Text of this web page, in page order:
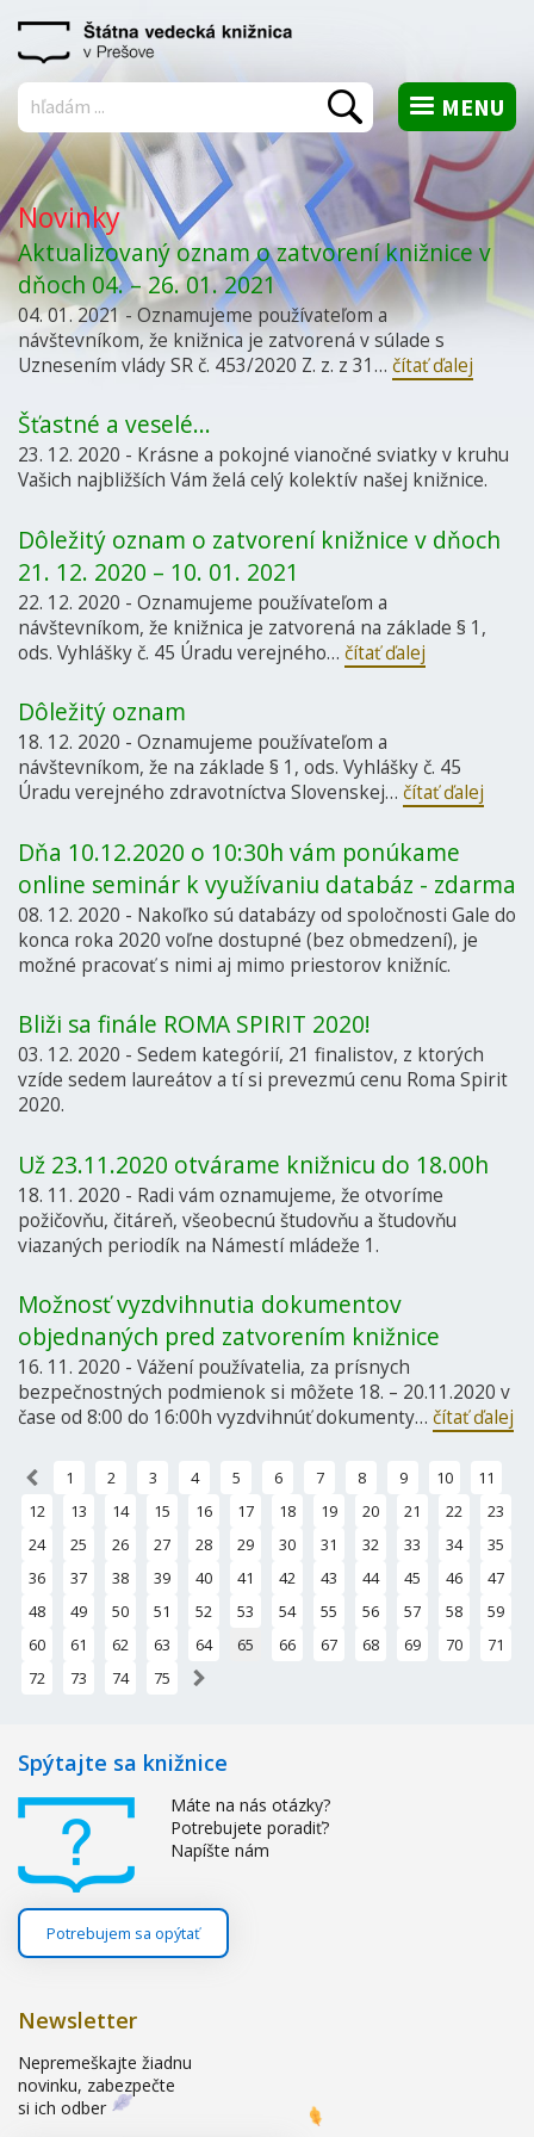
MENU
Vyhľadať
Novinky
Aktualizovaný oznam o zatvorení knižnice v
dňoch 04. – 26. 01. 2021
04. 01. 2021 - Oznamujeme používateľom a
návštevníkom, že knižnica je zatvorená v súlade s
Uznesením vlády SR č. 453/2020 Z. z. z 31… čítať ďalej
Šťastné a veselé...
23. 12. 2020 - Krásne a pokojné vianočné sviatky v kruhu
Vašich najbližších Vám želá celý kolektív našej knižnice.
Dôležitý oznam o zatvorení knižnice v dňoch
21. 12. 2020 – 10. 01. 2021
22. 12. 2020 - Oznamujeme používateľom a
návštevníkom, že knižnica je zatvorená na základe § 1,
ods. Vyhlášky č. 45 Úradu verejného… čítať ďalej
Dôležitý oznam
18. 12. 2020 - Oznamujeme používateľom a
návštevníkom, že na základe § 1, ods. Vyhlášky č. 45
Úradu verejného zdravotníctva Slovenskej… čítať ďalej
Dňa 10.12.2020 o 10:30h vám ponúkame
online seminár k využívaniu databáz - zdarma
08. 12. 2020 - Nakoľko sú databázy od spoločnosti Gale do
konca roka 2020 voľne dostupné (bez obmedzení), je
možné pracovať s nimi aj mimo priestorov knižníc.
Bliži sa finále ROMA SPIRIT 2020!
03. 12. 2020 - Sedem kategórií, 21 finalistov, z ktorých
vzíde sedem laureátov a tí si prevezmú cenu Roma Spirit
2020.
Už 23.11.2020 otvárame knižnicu do 18.00h
18. 11. 2020 - Radi vám oznamujeme, že otvoríme
požičovňu, čitáreň, všeobecnú študovňu a študovňu
viazaných periodík na Námestí mládeže 1.
Možnosť vyzdvihnutia dokumentov
objednaných pred zatvorením knižnice
16. 11. 2020 - Vážení používatelia, za prísnych
bezpečnostných podmienok si môžete 18. – 20.11.2020 v
čase od 8:00 do 16:00h vyzdvihnúť dokumenty… čítať ďalej
1 2 3 4 5 6 7 8 9 10
11
12
13 14 15 16 17 18 19 20 21 22
23
24
25 26 27 28 29 30 31 32 33 34
35
36
37 38 39 40 41 42 43 44 45 46
47
48
49 50 51 52 53 54 55 56 57 58
59
60
61 62 63 64 65 66 67 68 69 70
71
72
73 74 75
Spýtajte sa knižnice
Máte na nás otázky?
Potrebujete poradiť?
Napíšte nám
Potrebujem sa opýtať
Newsletter
Nepremeškajte žiadnu
novinku, zabezpečte
si ich odber